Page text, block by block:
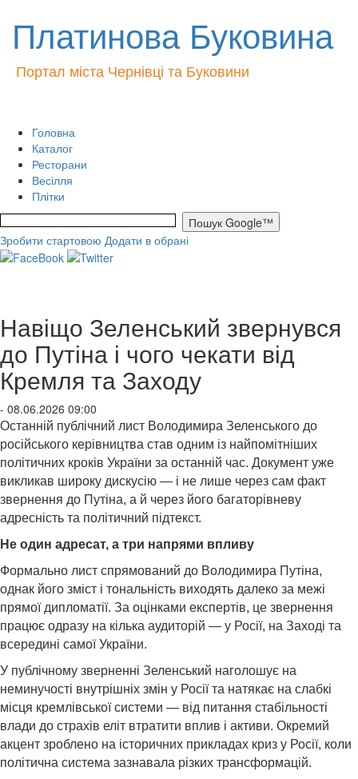
Платинова Буковина
Портал міста Чернівці та Буковини
Головна
Каталог
Ресторани
Весілля
Плітки
Зробити стартовою Додати в обрані
Навіщо Зеленський звернувся
до Путіна і чого чекати від
Кремля та Заходу
- 08.06.2026 09:00
Останній публічний лист Володимира Зеленського до
російського керівництва став одним із найпомітніших
політичних кроків України за останній час. Документ уже
викликав широку дискусію — і не лише через сам факт
звернення до Путіна, а й через його багаторівневу
адресність та політичний підтекст.
Не один адресат, а три напрями впливу
Формально лист спрямований до Володимира Путіна,
однак його зміст і тональність виходять далеко за межі
прямої дипломатії. За оцінками експертів, це звернення
працює одразу на кілька аудиторій — у Росії, на Заході та
всередині самої України.
У публічному зверненні Зеленський наголошує на
неминучості внутрішніх змін у Росії та натякає на слабкі
місця кремлівської системи — від питання стабільності
влади до страхів еліт втратити вплив і активи. Окремий
акцент зроблено на історичних прикладах криз у Росії, коли
політична система зазнавала різких трансформацій.